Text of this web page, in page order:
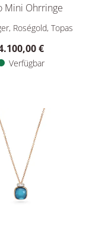
Mini Ohrringe
Nudo Mini
Roségold, Topas
€
Verfügbar